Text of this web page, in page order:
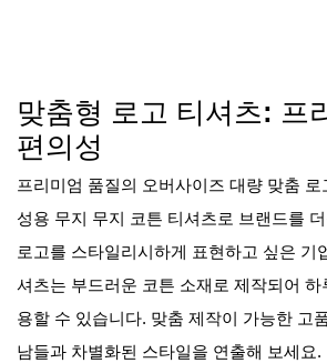
맞춤형 로고 티셔츠: 프
편의성
프리미엄 품질의 오버사이즈 대량 맞춤
성용 무지 무지 코튼 티셔츠로 브랜드를
로고를 스타일리시하게 표현하고 싶은 기
셔츠는 부드러운 코튼 소재로 제작되어
용할 수 있습니다. 맞춤 제작이 가능한 고
남들과 차별화된 스타일을 연출해 보세요.